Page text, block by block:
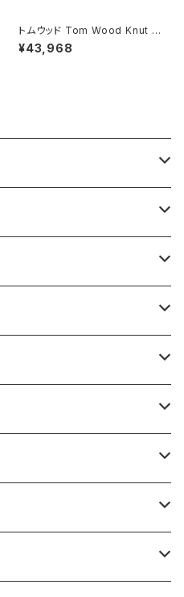
トムウッド Tom Wood Knut R
ing リング 100572-46 シルバ
ー
¥43,968